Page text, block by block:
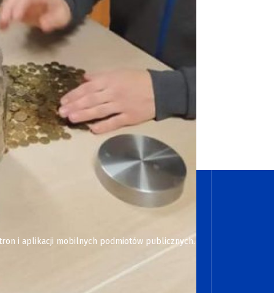
wręcza emerytce
i aplikacji mobilnych podmiotów publicznych.